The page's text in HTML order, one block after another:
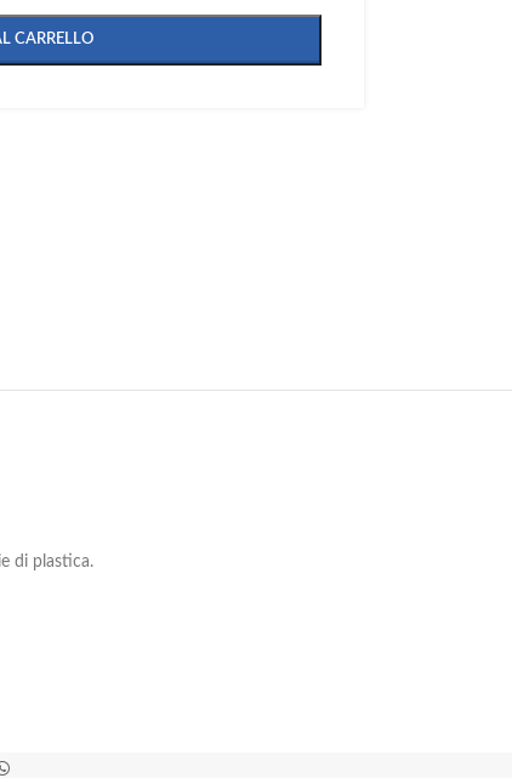
CARRELLO
di plastica.